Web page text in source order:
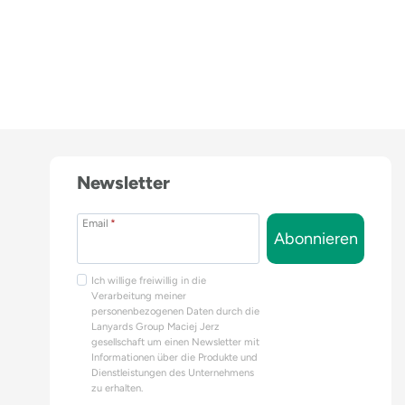
Newsletter
Email *
Ich willige freiwillig in die
Verarbeitung meiner
personenbezogenen Daten durch die
Lanyards Group Maciej Jerz
gesellschaft um einen Newsletter mit
Informationen über die Produkte und
Dienstleistungen des Unternehmens
zu erhalten.
Abonnieren